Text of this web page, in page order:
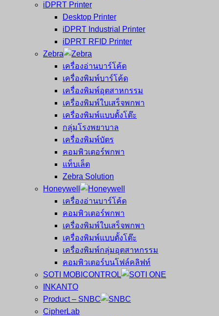
iDPRT Printer
Desktop Printer
iDPRT Industrial Printer
iDPRT RFID Printer
Zebra
เครื่องอ่านบาร์โค้ด
เครื่องพิมพ์บาร์โค้ด
เครื่องพิมพ์อุตสาหกรรม
เครื่องพิมพ์ใบเสร็จพกพา
เครื่องพิมพ์แบบตั้งโต๊ะ
กลุ่มโรงพยาบาล
เครื่องพิมพ์บัตร
คอมพิวเตอร์พกพา
แท็บเล็ต
Zebra Solution
Honeywell
เครื่องอ่านบาร์โค้ด
คอมพิวเตอร์พกพา
เครื่องพิมพ์ใบเสร็จพกพา
เครื่องพิมพ์แบบตั้งโต๊ะ
เครื่องพิมพ์กลุ่มอุตสาหกรรม
คอมพิวเตอร์บนโฟล์คลิฟท์
SOTI MOBICONTROL
INKANTO
Product – SNBC
CipherLab